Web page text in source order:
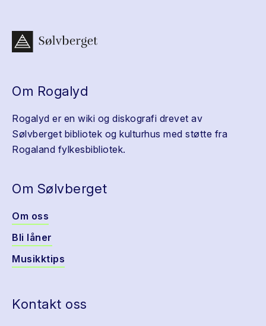
Om Rogalyd
Rogalyd er en wiki og diskografi drevet av
Sølvberget bibliotek og kulturhus med støtte fra
Rogaland fylkesbibliotek.
Om Sølvberget
Om oss
Bli låner
Musikktips
Kontakt oss